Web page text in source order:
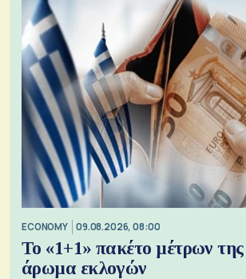
ECONOMY 09.08.2026, 08:00
Το «1+1» πακέτο μέτρων
άρωμα εκλογών